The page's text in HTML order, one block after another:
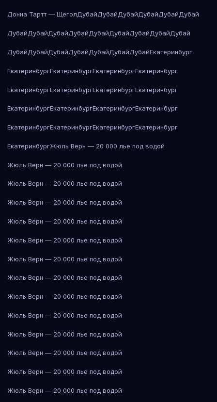
Донна Тартт — ЩеголДубайДубайДубайДубайДубайДубай
ДубайДубайДубайДубайДубайДубайДубайДубайДубай
ДубайДубайДубайДубайДубайДубайДубайЕкатеринбург
ЕкатеринбургЕкатеринбургЕкатеринбургЕкатеринбург
ЕкатеринбургЕкатеринбургЕкатеринбургЕкатеринбург
ЕкатеринбургЕкатеринбургЕкатеринбургЕкатеринбург
ЕкатеринбургЕкатеринбургЕкатеринбургЕкатеринбург
ЕкатеринбургЖюль Верн — 20 000 лье под водой
Жюль Верн — 20 000 лье под водой
Жюль Верн — 20 000 лье под водой
Жюль Верн — 20 000 лье под водой
Жюль Верн — 20 000 лье под водой
Жюль Верн — 20 000 лье под водой
Жюль Верн — 20 000 лье под водой
Жюль Верн — 20 000 лье под водой
Жюль Верн — 20 000 лье под водой
Жюль Верн — 20 000 лье под водой
Жюль Верн — 20 000 лье под водой
Жюль Верн — 20 000 лье под водой
Жюль Верн — 20 000 лье под водой
Жюль Верн — 20 000 лье под водой